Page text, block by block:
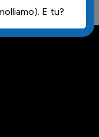
E tu?